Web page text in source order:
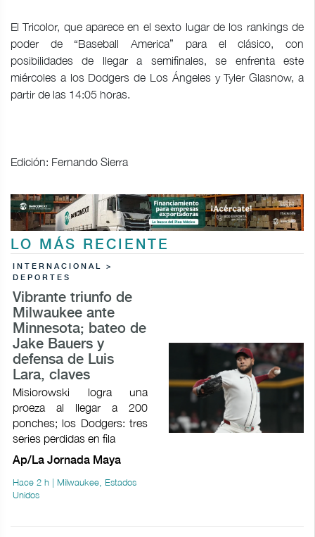
El Tricolor, que aparece en el sexto lugar de los rankings de
poder de “Baseball America” para el clásico, con
posibilidades de llegar a semifinales, se enfrenta este
miércoles a los Dodgers de Los Ángeles y Tyler Glasnow, a
partir de las 14:05 horas.
Edición: Fernando Sierra
LO MÁS RECIENTE
INTERNACIONAL >
DEPORTES
Vibrante triunfo de
Milwaukee ante
Minnesota; bateo de
Jake Bauers y
defensa de Luis
Lara, claves
Misiorowski logra una
proeza al llegar a 200
ponches; los Dodgers: tres
series perdidas en fila
Ap/La Jornada Maya
Hace 2 h | Milwaukee, Estados
Unidos